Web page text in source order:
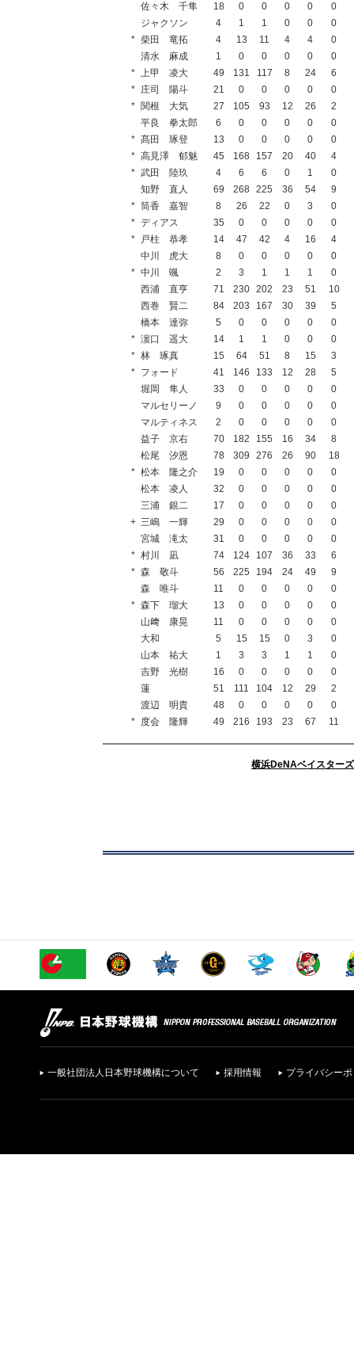
佐々木 千隼
18 0 0 0 0
0
ジャクソン
4 1 1 0 0
0
* 柴田 竜拓 4 13 11 4 4
0
清水 麻成
1 0 0 0 0
0
* 上甲 凌大 49 131 117 8 24
6
* 庄司 陽斗 21 0 0 0 0
0
* 関根 大気 27 105 93 12 26
2
平良 拳太郎
6 0 0 0 0
0
* 髙田 琢登 13 0 0 0 0
0
* 高見澤 郁魅 45 168 157 20 40
4
* 武田 陸玖 4 6 6 0 1
0
知野 直人
69 268 225 36 54
9
* 筒香 嘉智 8 26 22 0 3
0
* ディアス 35 0 0 0 0
0
*
戸柱 恭孝 14 47 42 4 16
4
中川 虎大
8 0 0 0 0
0
* 中川 颯 2 3 1 1 1
0
西浦 直亨
71 230 202 23 51
10
西巻 賢二
84 203 167 30 39
5
橋本 達弥
5 0 0 0 0
0
* 濵口 遥大 14 1 1 0 0
0
* 林 琢真 15 64 51 8 15
3
* フォード 41 146 133 12 28
5
堀岡 隼人
33 0 0 0 0
0
マルセリーノ
9 0 0 0 0
0
マルティネス
2 0 0 0 0
0
益子 京右
70 182 155 16 34
8
松尾 汐恩
78 309 276 26 90
18
* 松本 隆之介 19 0 0 0 0
0
松本 凌人
32 0 0 0 0
0
三浦 銀二
17 0 0 0 0
0
+ 三嶋 一輝 29 0 0 0 0
0
宮城 滝太
31 0 0 0 0
0
* 村川 凪 74 124 107 36 33
6
* 森 敬斗 56 225 194 24 49
9
森 唯斗
11 0 0 0 0
0
* 森下 瑠大 13 0 0 0 0
0
山﨑 康晃
11 0 0 0 0
0
大和
5 15 15 0 3
0
山本 祐大
1 3 3 1 1
0
吉野 光樹
16 0 0 0 0
0
蓮
51 111 104 12 29
2
渡辺 明貴
48 0 0 0 0
0
* 度会 隆輝 49 216 193 23 67 11
横浜DeNAベイスターズ
一般社団法人日本野球機構について 採用情報 プライバシー